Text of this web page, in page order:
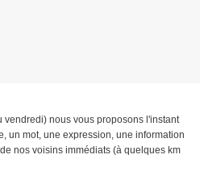
nous vous proposons l'instant
un mot, une expression, une information
nos voisins immédiats (à quelques km